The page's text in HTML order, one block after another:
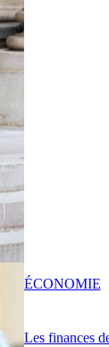
Les finances
ÉCONOMIE